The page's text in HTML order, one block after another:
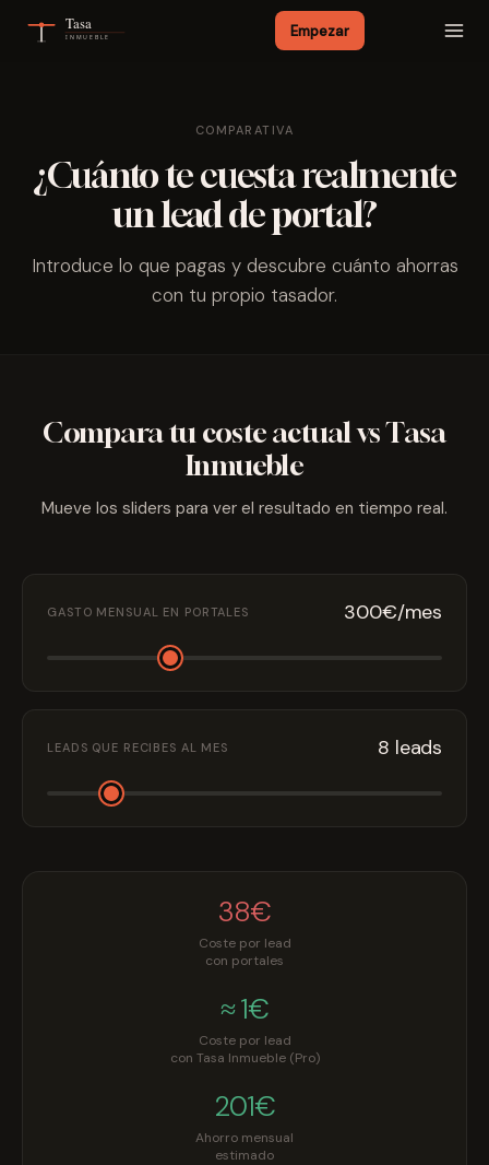
Tasa
INMUEBLE Empezar
Para agentes
Cómo funciona
🇪🇸España 🇲🇽México
🇨🇱Chile
COMPARATIVA
¿Cuánto te cuesta realmente
un lead de portal?
Introduce lo que pagas y descubre cuánto ahorras
con tu propio tasador.
Compara tu coste actual vs Tasa
Inmueble
Mueve los sliders para ver el resultado en tiempo real.
GASTO MENSUAL EN PORTALES 300€/mes
LEADS QUE RECIBES AL MES 8 leads
38€
Coste por lead
con portales
≈ 1€
Coste por lead
con Tasa Inmueble (Pro)
201€
Ahorro mensual
estimado